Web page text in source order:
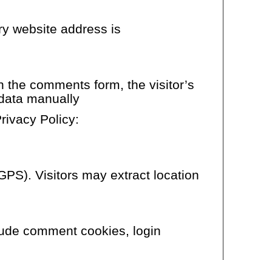
website address is
comments form, the visitor’s
manually.
Policy:
Visitors may extract location
comment cookies, login